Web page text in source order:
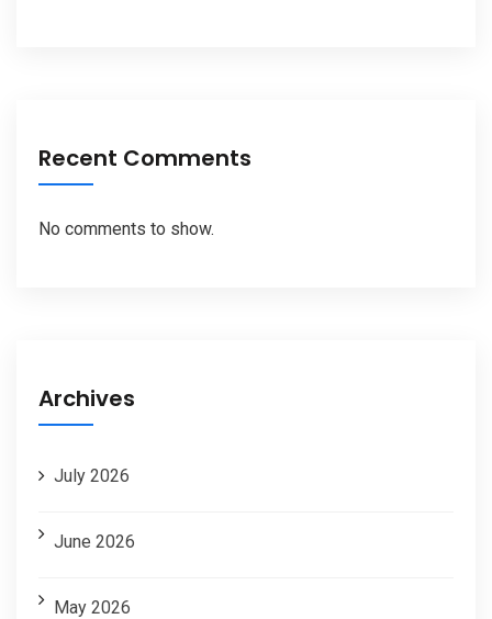
Recent Comments
No comments to show.
Archives
July 2026
June 2026
May 2026